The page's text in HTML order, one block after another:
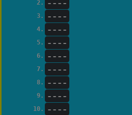
2. ----
3. ----
4. ----
5. ----
6. ----
7. ----
8. ----
9. ----
10. ----